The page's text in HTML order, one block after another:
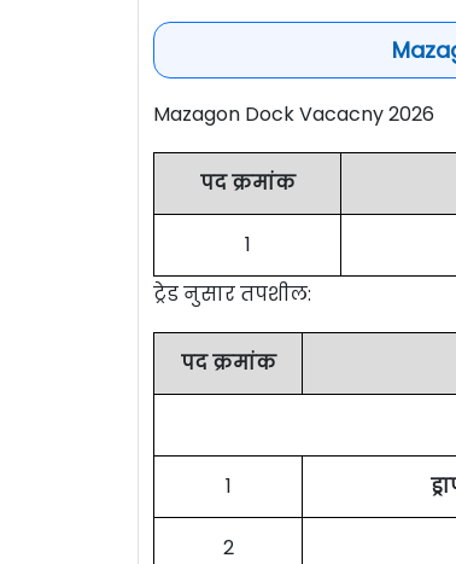
Mazagon Dock Vacacny 2026
पद क्रमांक
1
ट्रेड नुसार तपशील:
पद क्रमांक
1
2